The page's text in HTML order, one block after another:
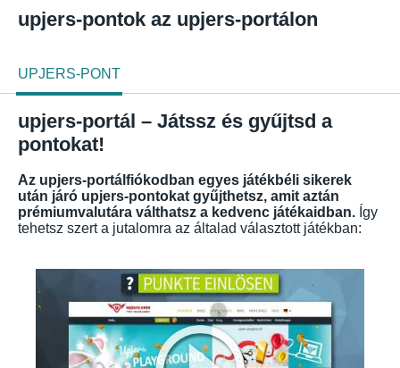
upjers-pontok az upjers-portálon
UPJERS-PONT
upjers-portál – Játssz és gyűjtsd a
pontokat!
Az upjers-portálfiókodban egyes játékbéli sikerek
után járó upjers-pontokat gyűjthetsz, amit aztán
prémiumvalutára válthatsz a kedvenc játékaidban. Így
tehetsz szert a jutalomra az általad választott játékban: